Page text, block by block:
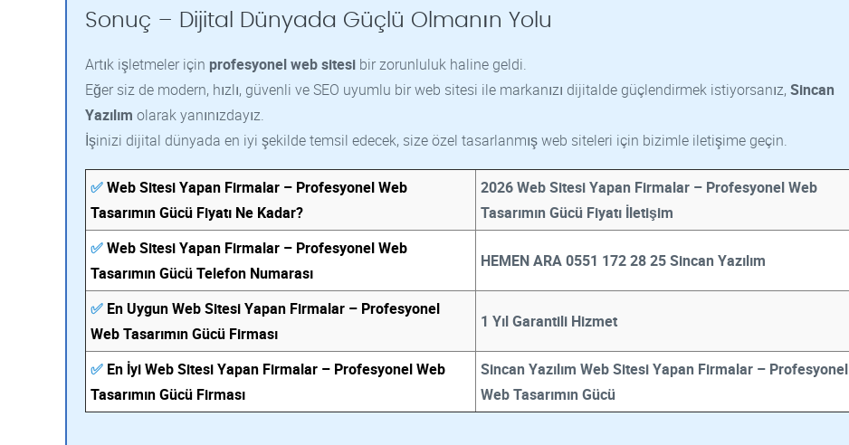
Sonuç – Dijital Dünyada Güçlü Olmanın Yolu
Artık işletmeler için profesyonel web sitesi bir zorunluluk haline geldi.
Eğer siz de modern, hızlı, güvenli ve SEO uyumlu bir web sitesi ile markanızı dijitalde güçlendirmek istiyorsanız, Sincan
Yazılım olarak yanınızdayız.
İşinizi dijital dünyada en iyi şekilde temsil edecek, size özel tasarlanmış web siteleri için bizimle iletişime geçin.
✅Web Sitesi Yapan Firmalar – Profesyonel Web
Tasarımın Gücü Fiyatı Ne Kadar?
2026 Web Sitesi Yapan Firmalar – Profesyonel Web
Tasarımın Gücü Fiyatı İletişim
✅Web Sitesi Yapan Firmalar – Profesyonel Web
Tasarımın Gücü Telefon Numarası
HEMEN ARA 0551 172 28 25 Sincan Yazılım
✅ En Uygun Web Sitesi Yapan Firmalar – Profesyonel
Web Tasarımın Gücü Firması
1 Yıl Garantili Hizmet
✅ En İyi Web Sitesi Yapan Firmalar – Profesyonel Web
Tasarımın Gücü Firması
Sincan Yazılım Web Sitesi Yapan Firmalar – Profesyonel
Web Tasarımın Gücü